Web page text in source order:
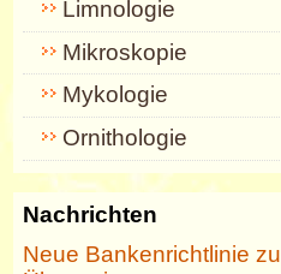
Limnologie
Mikroskopie
Mykologie
Ornithologie
Nachrichten
Neue Bankenrichtlinie zu